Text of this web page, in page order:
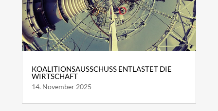
KOALITIONSAUSSCHUSS ENTLASTET DIE
WIRTSCHAFT
14. November 2025